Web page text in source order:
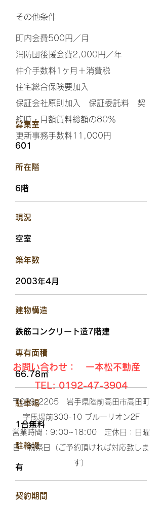
その他条件
町内会費500円／月
消防団後援会費2,000円／年
仲介手数料1ヶ月＋消費税
住宅総合保険要加入
保証会社原則加入 保証委託料 契
約時・月額賃料総額の80％
更新事務手数料11,000円
​募集室
601
​所在階
6階
​現況
空室
​築年数
2003年4月
​建物構造
鉄筋コンクリート造7階建
​専有面積
66.78㎡
駐車場
1台無料
​駐輪場
有
​契約期間
お問い合わせ： 一本松不動産
TEL:0192-47-3904
〒029-2205 岩手県陸前高田市高田町
字馬場前300-10 ブルーリオン2F​
営業時間：9:00~18:00 定休日：日曜
日・祝祭日（ご予約頂ければ対応致しま
す）​